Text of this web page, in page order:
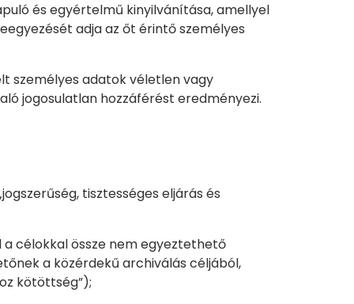
és egyértelmű kinyilvánítása, amellyel
adja az őt érintő személyes
személyes adatok véletlen vagy
jogosulatlan hozzáférést eredményezi.
tisztességes eljárás és
célokkal össze nem egyeztethető
a közérdekű archiválás céljából,
kötöttség”);